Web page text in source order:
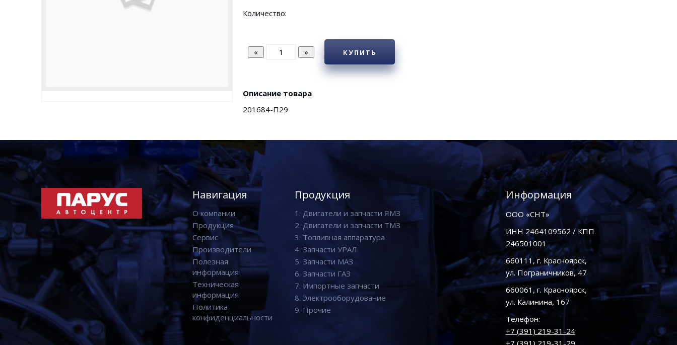
Количество:
КУПИТЬ
Описание товара
201684-П29
Навигация
О компании
Продукция
Сервис
Производители
Полезная
информация
Техническая
информация
Политика
конфиденциальности
Продукция
1. Двигатели и запчасти ЯМЗ
2. Двигатели и запчасти ТМЗ
3. Топливная аппаратура
4. Запчасти УРАЛ
5. Запчасти МАЗ
6. Запчасти ГАЗ
7. Импортные запчасти
8. Электрооборудование
9. Прочие
Информация
ООО «СНТ»
ИНН 2464109562 / КПП
246501001
660111, г. Красноярск,
ул. Пограничников, 47
660061, г. Красноярск,
ул. Калинина, 167
Телефон:
+7 (391) 219-31-24
+7 (391) 219-31-29